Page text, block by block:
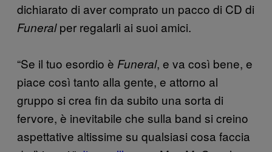
dichiarato di aver comprato un pacco di CD di
Funeralper regalarli ai suoi amici.
“Se il tuo esordio è Funeral, e va così bene, e
piace così tanto alla gente, e attorno al
gruppo si crea fin da subito una sorta di
fervore, è inevitabile che sulla band si creino
aspettative altissime su qualsiasi cosa faccia